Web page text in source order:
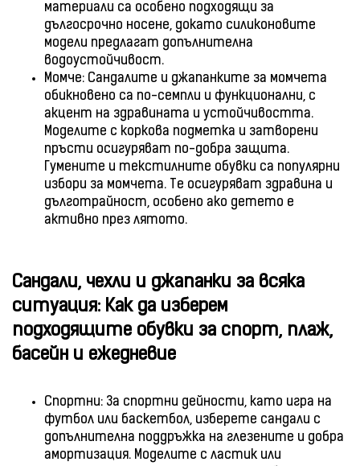
материали са особено подходящи за
дългосрочно носене, докато силиконовите
модели предлагат допълнителна
водоустойчивост.
Момче: Сандалите и джапанките за момчета
обикновено са по-семпли и функционални, с
акцент на здравината и устойчивостта.
Моделите с коркова подметка и затворени
пръсти осигуряват по-добра защита.
Гумените и текстилните обувки са популярни
избори за момчета. Те осигуряват здравина и
дълготрайност, особено ако детето е
активно през лятото.
Сандали, чехли и джапанки за всяка
ситуация: Как да изберем
подходящите обувки за спорт, плаж,
басейн и ежедневие
Спортни: За спортни дейности, като игра на
футбол или баскетбол, изберете сандали с
допълнителна поддръжка на глезените и добра
амортизация. Моделите с ластик или